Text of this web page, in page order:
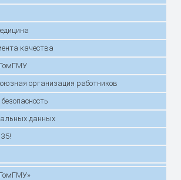
качества
организация работников
данных